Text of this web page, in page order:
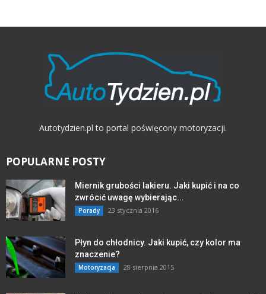
Autotydzien.pl to portal poświęcony motoryzacji.
POPULARNE POSTY
Miernik grubości lakieru. Jaki kupić i na co
zwrócić uwagę wybierając...
Porady 23 stycznia 2016
Płyn do chłodnicy. Jaki kupić, czy kolor ma
znaczenie?
Motoryzacja 28 sierpnia 2015